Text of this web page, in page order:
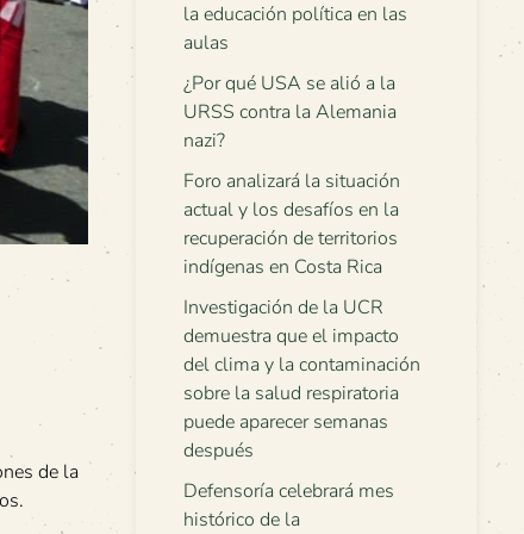
de la
la educación política en las
aulas
¿Por qué USA se alió a la
URSS contra la Alemania
nazi?
Foro analizará la situación
actual y los desafíos en la
recuperación de territorios
indígenas en Costa Rica
Investigación de la UCR
demuestra que el impacto
del clima y la contaminación
sobre la salud respiratoria
puede aparecer semanas
después
Defensoría celebrará mes
histórico de la